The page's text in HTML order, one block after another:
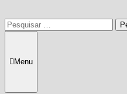
Pesquisar
por:
Menu